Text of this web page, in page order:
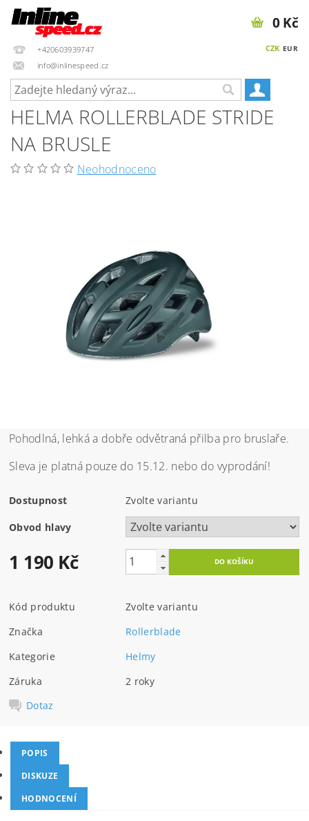
+420603939747
info@inlinespeed.cz
CZK EUR
0 Kč
HELMA ROLLERBLADE STRIDE
NA BRUSLE
Neohodnoceno
Pohodlná, lehká a dobře odvětraná přilba pro bruslaře.
Sleva je platná pouze do 15.12. nebo do vyprodání!
Dostupnost Zvolte variantu
Obvod hlavy
1 190 Kč
Kód produktu
Zvolte variantu
Značka
Rollerblade
Kategorie
Helmy
Záruka
2 roky
Dotaz
POPIS
DISKUZE
HODNOCENÍ